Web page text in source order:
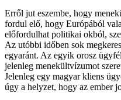
Erről jut eszembe, hogy
fordul elő, hogy Európából
előfordulhat politikai okból,
Az utóbbi időben sok
egyaránt. Az egyik orosz
jelenleg menekültvízumot
Jelenleg egy magyar kliens
úgy a helyzet, hogy az ember